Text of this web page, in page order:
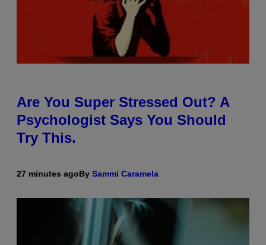
Are You Super Stressed Out? A
Psychologist Says You Should
Try This.
27 minutes agoBy Sammi Caramela